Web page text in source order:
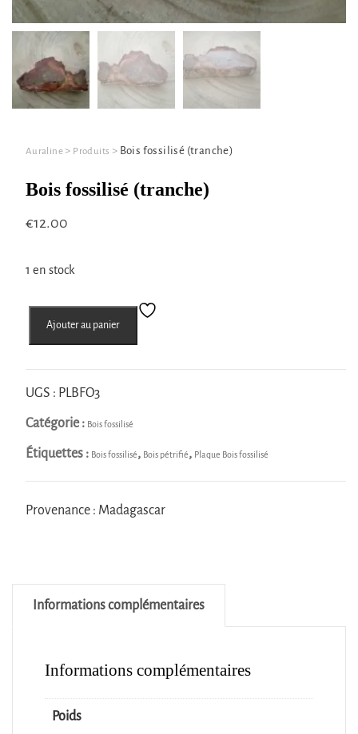
Auraline> Produits > Bois fossilisé (tranche)
Bois fossilisé (tranche)
€12.00
1 en stock
fossilisé
(tranche)
Ajouter au panier
UGS : PLBFO3
Catégorie : Bois fossilisé
Étiquettes : Bois fossilisé, Bois pétrifié, Plaque Bois fossilisé
Provenance : Madagascar
Informations complémentaires
Informations complémentaires
Poids